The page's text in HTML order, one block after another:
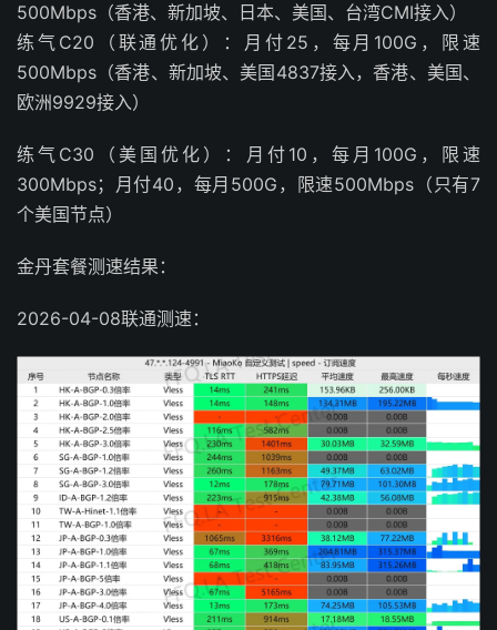
500Mbps（香港、新加坡、日本、美国、台湾CMI接入）
练气C20（联通优化）：月付25，每月100G，限速
500Mbps（香港、新加坡、美国4837接入，香港、美国、
欧洲9929接入）
练气C30（美国优化）：月付10，每月100G，限速
300Mbps；月付40，每月500G，限速500Mbps（只有7
个美国节点）
金丹套餐测速结果：
2026-04-08联通测速：